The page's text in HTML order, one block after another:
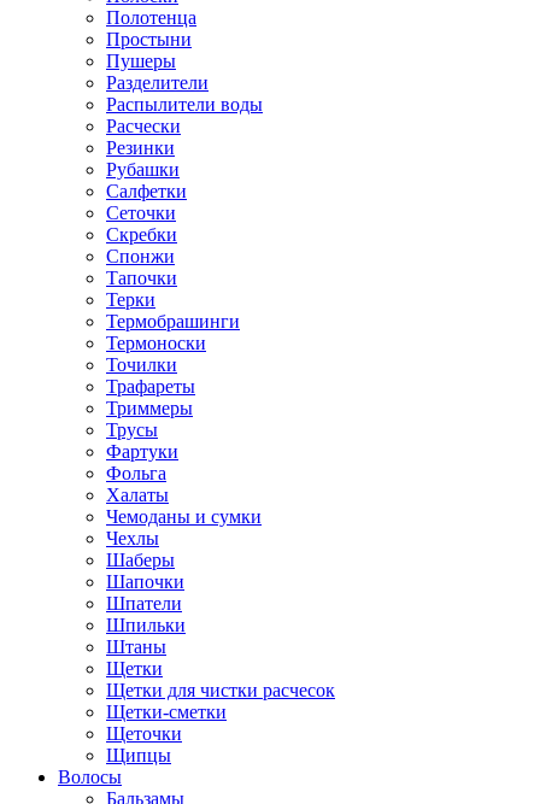
Полотенца
Простыни
Пушеры
Разделители
Распылители воды
Расчески
Резинки
Рубашки
Салфетки
Сеточки
Скребки
Спонжи
Тапочки
Терки
Термобрашинги
Термоноски
Точилки
Трафареты
Триммеры
Трусы
Фартуки
Фольга
Халаты
Чемоданы и сумки
Чехлы
Шаберы
Шапочки
Шпатели
Шпильки
Штаны
Щетки
Щетки для чистки расчесок
Щетки-сметки
Щеточки
Щипцы
Волосы
Бальзамы